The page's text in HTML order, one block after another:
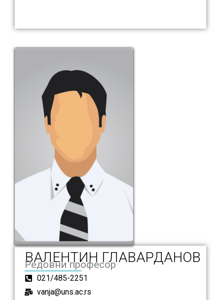
ВАЛЕНТИН ГЛАВАРДАНОВ
Редовни професор
021/485-2251
vanja@uns.ac.rs